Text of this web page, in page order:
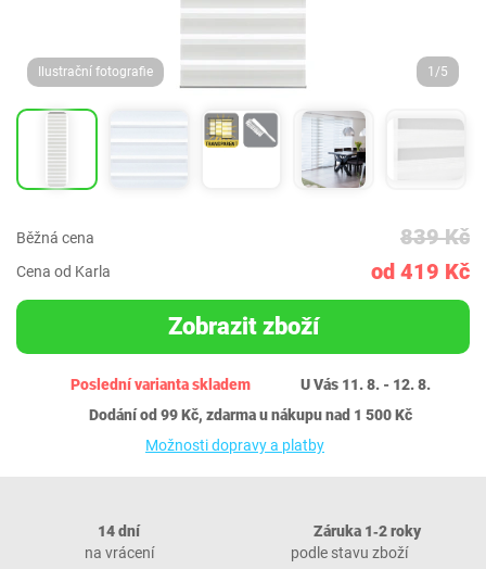
Ilustrační fotografie 1/5
Běžná cena 839 Kč
Cena od Karla od 419 Kč
Zobrazit zboží
Poslední varianta skladem
U Vás 11. 8. - 12. 8.
Dodání od 99 Kč, zdarma u nákupu nad 1 500 Kč
Možnosti dopravy a platby
14 dní
na vrácení
Záruka 1‐2 roky
podle stavu zboží